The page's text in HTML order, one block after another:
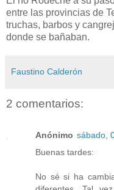
entre las provincias de
truchas, barbos y
donde se bañaban.
Faustino Calderón
2 comentarios:
Anónimo sábado,
Buenas tardes:
No sé si ha